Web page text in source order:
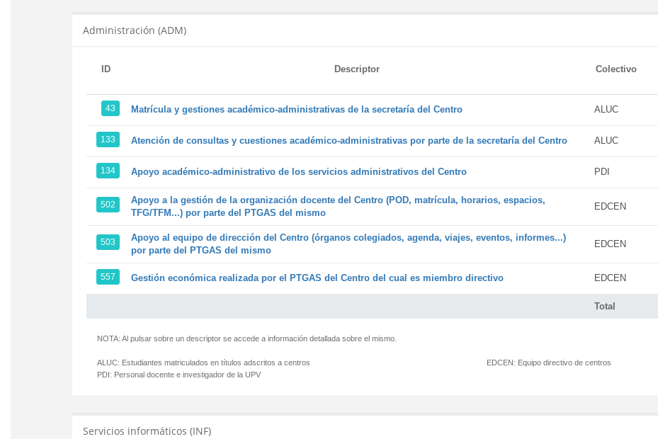
Administración (ADM)
ID Descriptor Colectivo
Total
43 Matrícula y gestiones académico-administrativas de la secretaría del Centro ALUC
133 Atención de consultas y cuestiones académico-administrativas por parte de la secretaría del Centro ALUC
134 Apoyo académico-administrativo de los servicios administrativos del Centro PDI
502
Apoyo a la gestión de la organización docente del Centro (POD, matrícula, horarios, espacios,
TFG/TFM...) por parte del PTGAS del mismo
EDCEN
503
Apoyo al equipo de dirección del Centro (órganos colegiados, agenda, viajes, eventos, informes...)
por parte del PTGAS del mismo
EDCEN
557 Gestión económica realizada por el PTGAS del Centro del cual es miembro directivo EDCEN
NOTA: Al pulsar sobre un descriptor se accede a información detallada sobre el mismo.
ALUC: Estudiantes matriculados en títulos adscritos a centros
PDI: Personal docente e investigador de la UPV
EDCEN: Equipo directivo de centros
Servicios informáticos (INF)